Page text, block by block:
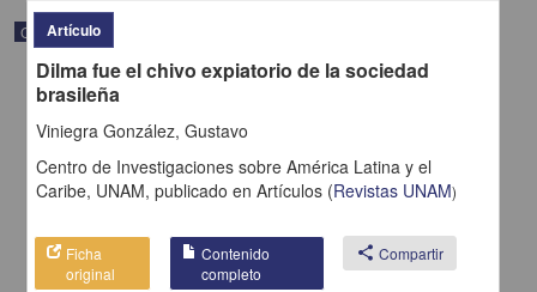
Correspondencia postal
Artículo
Dilma fue el chivo expiatorio de la sociedad
brasileña
Viniegra González, Gustavo
Centro de Investigaciones sobre América Latina y el
Caribe, UNAM, publicado enArtículos (Revistas UNAM)
Ficha
original
Contenido
completo
share Compartir